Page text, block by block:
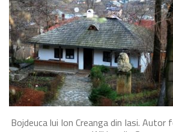
Bojdeuca lui Ion Creanga din Iasi.